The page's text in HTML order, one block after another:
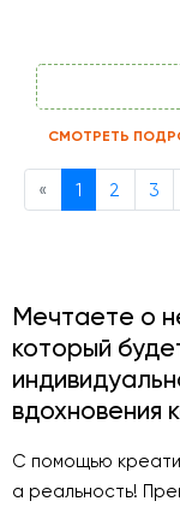
СМОТРЕТЬ
« Previous
1 2 3
Мечтаете о
который
вдохновения
С помощью
а реальность!